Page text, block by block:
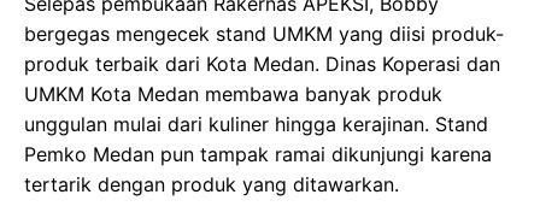
bergegas mengecek stand UMKM yang diisi produk-
produk terbaik dari Kota Medan. Dinas Koperasi dan
UMKM Kota Medan membawa banyak produk
unggulan mulai dari kuliner hingga kerajinan. Stand
Pemko Medan pun tampak ramai dikunjungi karena
tertarik dengan produk yang ditawarkan.